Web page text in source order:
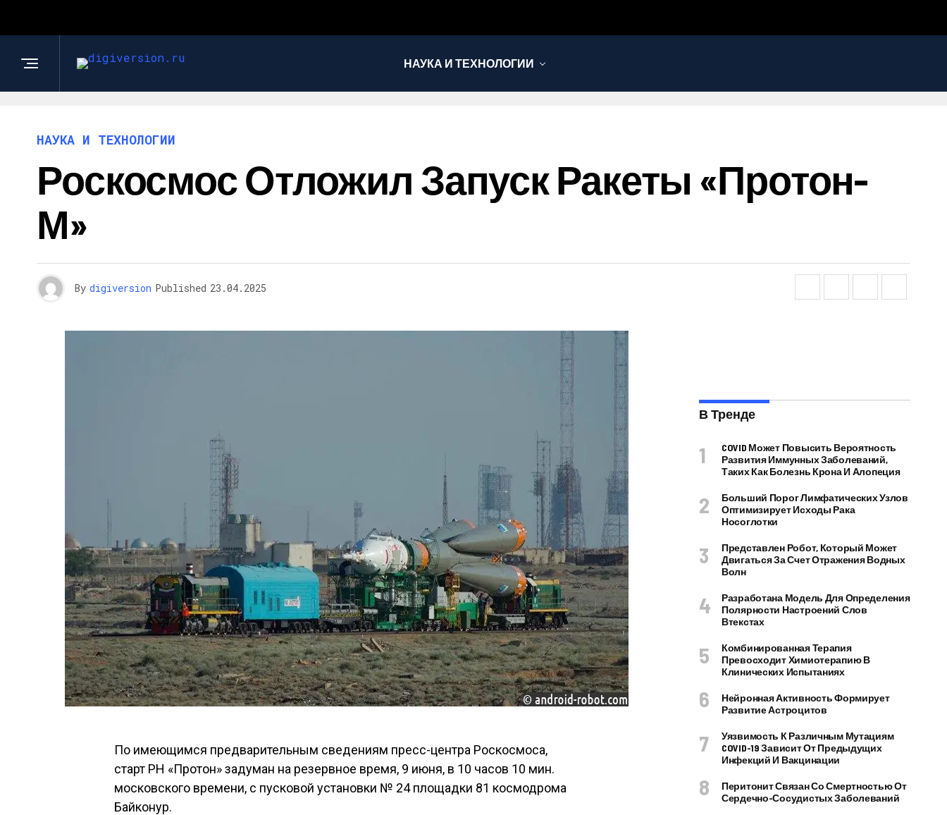
НАУКА И ТЕХНОЛОГИИ
НАУКА И ТЕХНОЛОГИИ
Роскосмос Отложил Запуск Ракеты «Протон-
М»
By digiversion Published 23.04.2025
По имеющимся предварительным сведениям пресс-центра Роскосмоса,
старт РН «Протон» задуман на резервное время, 9 июня, в 10 часов 10 мин.
московского времени, с пусковой установки № 24 площадки 81 космодрома
Байконур.
В Тренде
COVID Может Повысить Вероятность
Развития Иммунных Заболеваний,
Таких Как Болезнь Крона И Алопеция
Больший Порог Лимфатических Узлов
Оптимизирует Исходы Рака
Носоглотки
Представлен Робот, Который Может
Двигаться За Счет Отражения Водных
Волн
Разработана Модель Для Определения
Полярности Настроений Слов
Втекстах
Комбинированная Терапия
Превосходит Химиотерапию В
Клинических Испытаниях
Нейронная Активность Формирует
Развитие Астроцитов
Уязвимость К Различным Мутациям
COVID-19 Зависит От Предыдущих
Инфекций И Вакцинации
Перитонит Связан Со Смертностью От
Сердечно-Сосудистых Заболеваний